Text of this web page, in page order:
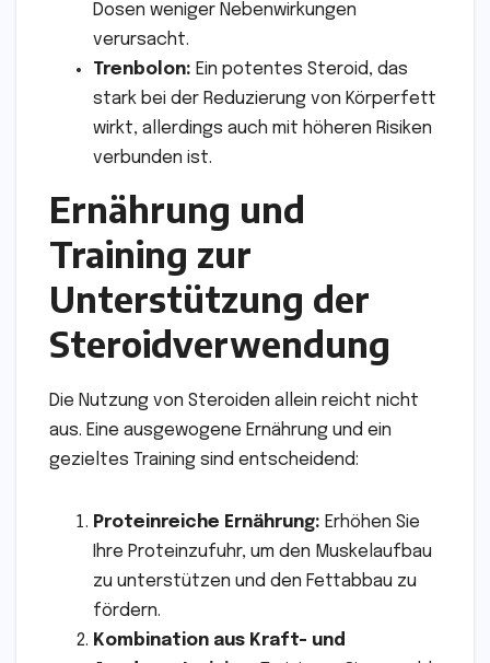
Dosen weniger Nebenwirkungen
verursacht.
Trenbolon: Ein potentes Steroid, das
stark bei der Reduzierung von Körperfett
wirkt, allerdings auch mit höheren Risiken
verbunden ist.
Ernährung und
Training zur
Unterstützung der
Steroidverwendung
Die Nutzung von Steroiden allein reicht nicht
aus. Eine ausgewogene Ernährung und ein
gezieltes Training sind entscheidend:
Proteinreiche Ernährung: Erhöhen Sie
Ihre Proteinzufuhr, um den Muskelaufbau
zu unterstützen und den Fettabbau zu
fördern.
Kombination aus Kraft- und